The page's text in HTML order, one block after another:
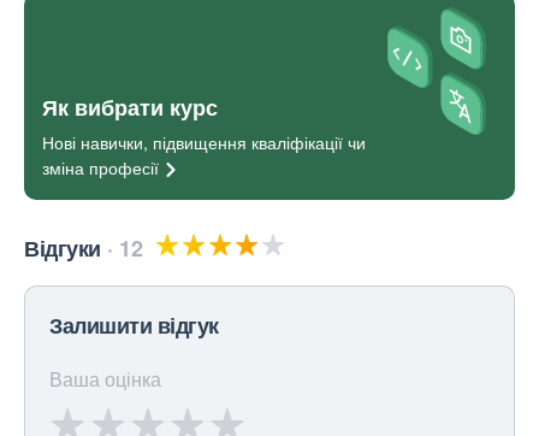
Як вибрати курс
Нові навички, підвищення кваліфікації чи
зміна професії
Відгуки 12
Залишити відгук
Ваша оцінка